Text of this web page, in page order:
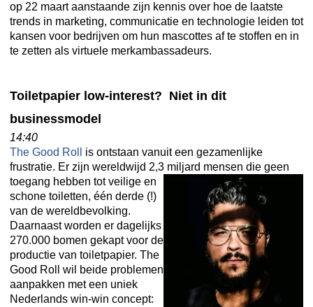
op 22 maart aanstaande zijn kennis over hoe de laatste
trends in marketing, communicatie en technologie leiden tot
kansen voor bedrijven om hun mascottes af te stoffen en in
te zetten als virtuele merkambassadeurs.
Toiletpapier low-interest? Niet in dit
businessmodel
14:40
The Good Roll
is ontstaan vanuit een gezamenlijke
frustratie. Er zijn wereldwijd 2,3 miljard mensen die geen
toegang hebben tot veilige en
schone toiletten, één derde (!)
van de wereldbevolking.
Daarnaast worden er dagelijks
270.000 bomen gekapt voor de
productie van toiletpapier. The
Good Roll wil beide problemen
aanpakken met een uniek
Nederlands win-win concept: